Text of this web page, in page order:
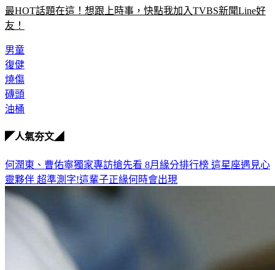
最HOT話題在這！想跟上時事，快點我加入TVBS新聞Line好
友！
男童
復健
燒傷
磚頭
油桶
◤人氣夯文◢
何潤東、曹佑寧獨家專訪搶先看 8月緣分排行榜 這星座遇見心
靈夥伴 超準測字!這輩子正緣何時會出現